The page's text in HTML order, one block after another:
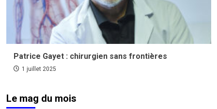
Patrice Gayet : chirurgien sans frontières
1 juillet 2025
Le mag du mois